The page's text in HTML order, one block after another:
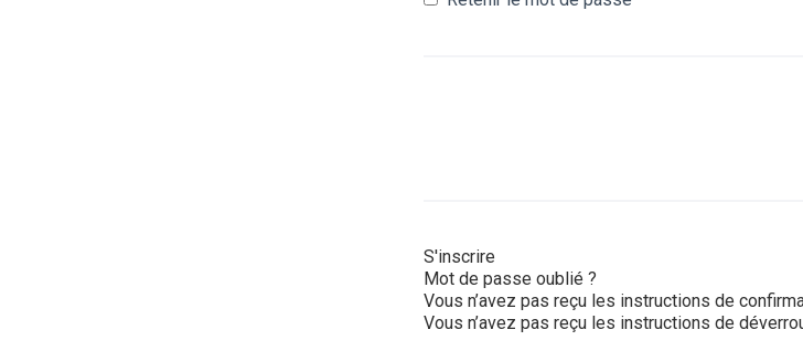
S'inscrire
Mot de passe oublié ?
Vous n’avez pas reçu les instructions de
Vous n’avez pas reçu les instructions de